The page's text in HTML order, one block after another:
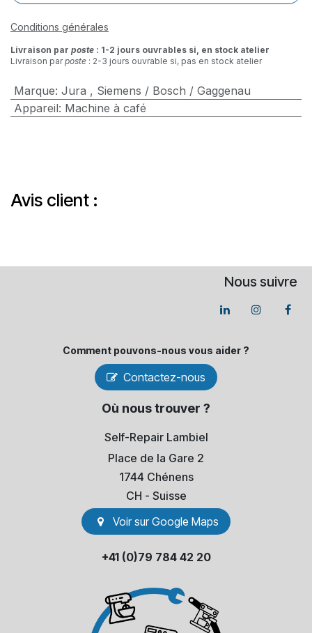
Conditions générales
Livraison par poste : 1-2 jours ouvrables si, en stock atelier
Livraison parposte : 2-3 jours ouvrable si, pas en stock atelier
Marque: Jura , Siemens / Bosch / Gaggenau
Appareil: Machine à café
Avis client :
Nous suivre
Comment pouvons-​nous vous aider ?
Contactez-nous
Où nous trouver ?
Self-Repair Lambiel
Place de la Gare 2
1744 Chénens
​CH - Suisse
Voir sur Go​​ogle Maps
+41 (0)79 784 42 20